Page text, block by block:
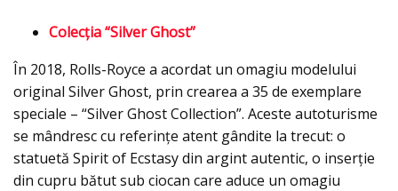
Colecția “Silver Ghost”
În 2018, Rolls-Royce a acordat un omagiu modelului
original Silver Ghost, prin crearea a 35 de exemplare
speciale – “Silver Ghost Collection”. Aceste autoturisme
se mândresc cu referințe atent gândite la trecut: o
statuetă Spirit of Ecstasy din argint autentic, o inserție
din cupru bătut sub ciocan care aduce un omagiu